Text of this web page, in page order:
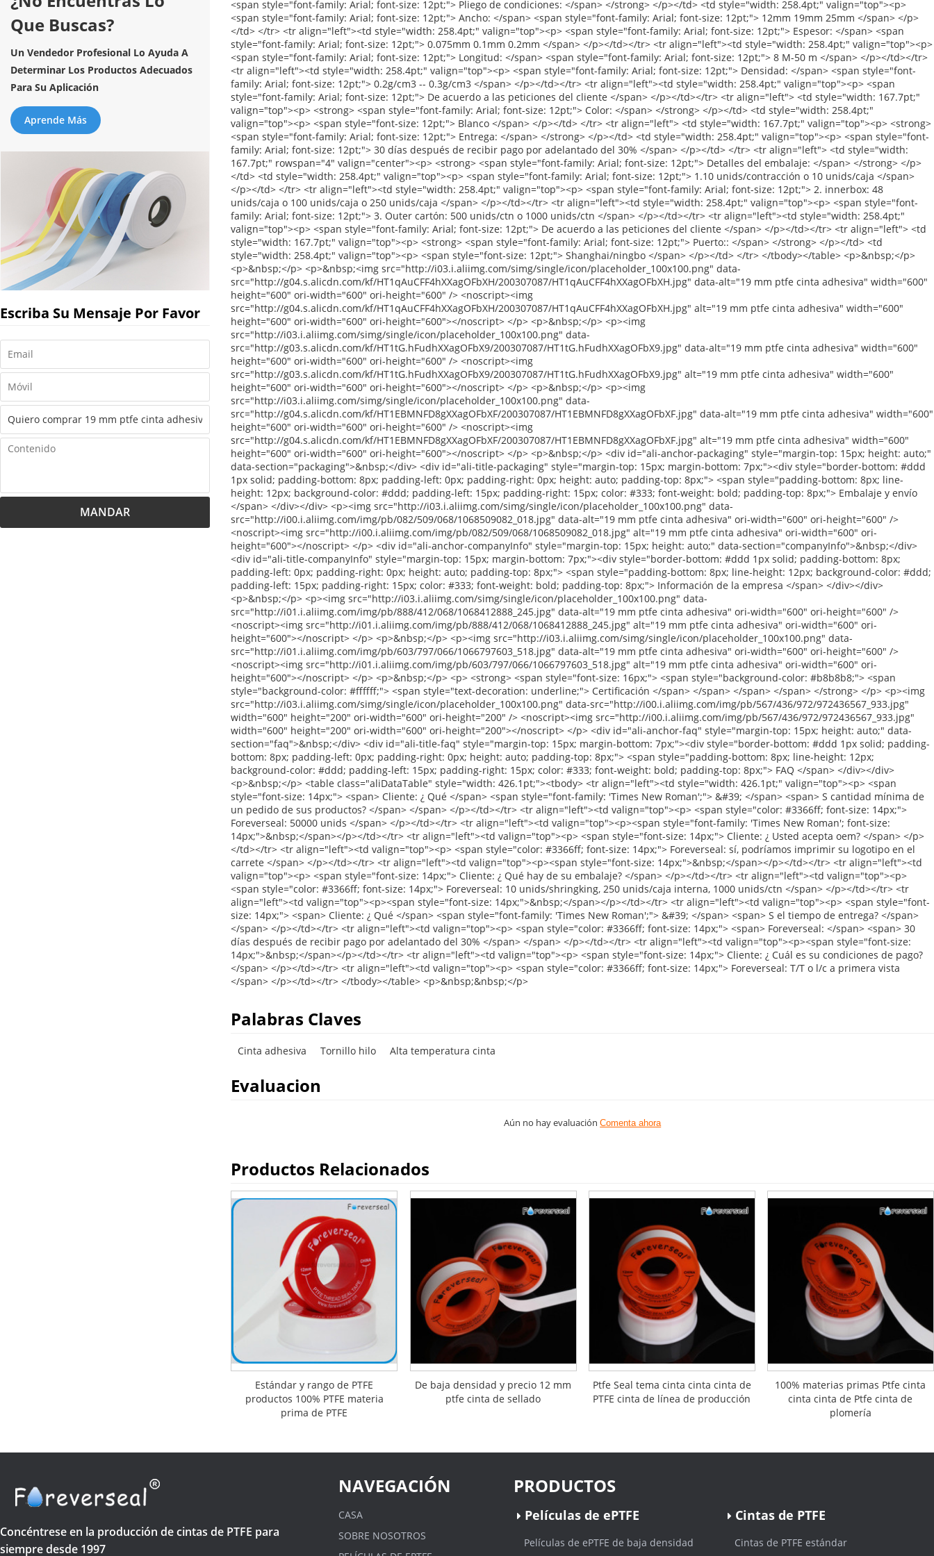
Que Buscas?
Un Vendedor Profesional Lo Ayuda A
Determinar Los Productos Adecuados
Para Su Aplicación
Aprende Más
Escriba Su Mensaje Por Favor
MANDAR
Palabras Claves
Cinta adhesiva Tornillo hilo Alta temperatura cinta
Evaluacion
Aún no hay evaluaciónComenta ahora
Productos Relacionados
Estándar y rango de PTFE
productos 100% PTFE materia
prima de PTFE
De baja densidad y precio 12 mm
ptfe cinta de sellado
Ptfe Seal tema cinta cinta cinta de
PTFE cinta de línea de producción
100% materias primas Ptfe cinta
cinta cinta de Ptfe cinta de
plomería
Concéntrese en la producción de cintas de PTFE para
siempre desde 1997
NAVEGACIÓN
CASA
SOBRE NOSOTROS
PRODUCTOS
Películas de ePTFE
Películas de ePTFE de baja densidad
Cintas de PTFE
Cintas de PTFE estándar